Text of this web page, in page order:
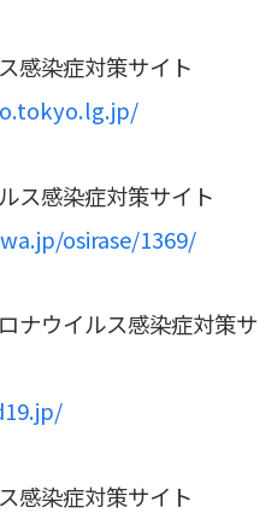
感染症対策サイト
ス感染症対策サイト
osirase/1369/
ナウイルス感染症対策サ
感染症対策サイト